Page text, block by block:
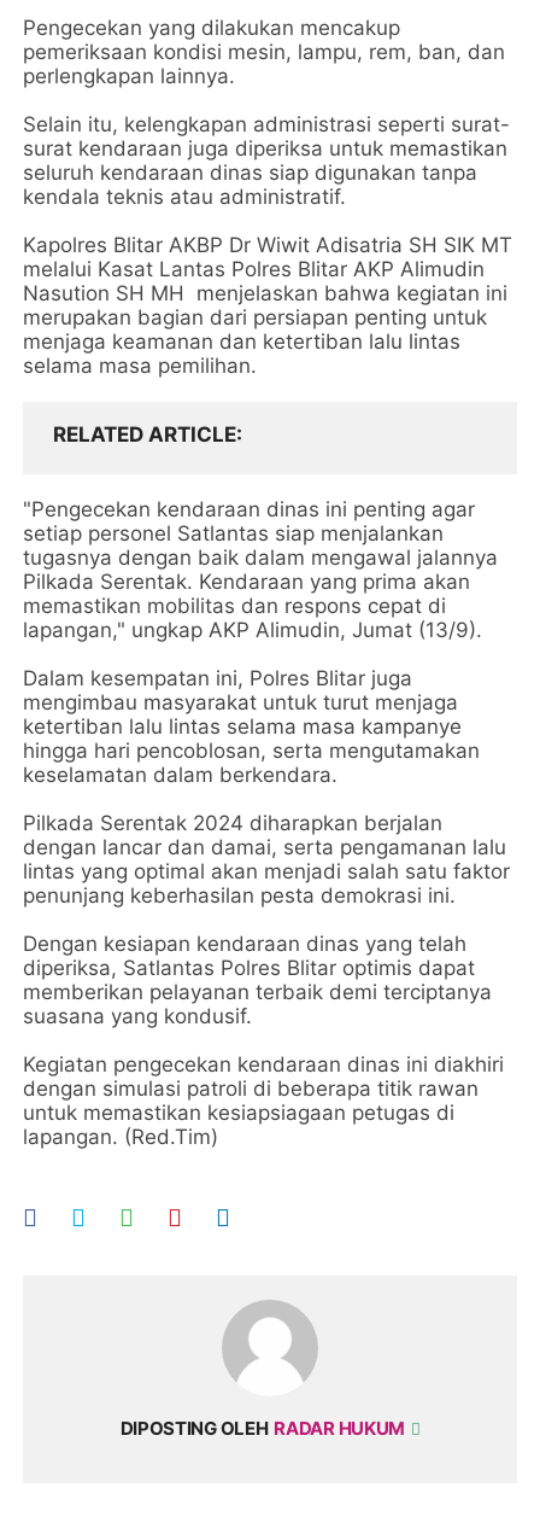
Pengecekan yang dilakukan mencakup
pemeriksaan kondisi mesin, lampu, rem, ban, dan
perlengkapan lainnya.
Selain itu, kelengkapan administrasi seperti surat-
surat kendaraan juga diperiksa untuk memastikan
seluruh kendaraan dinas siap digunakan tanpa
kendala teknis atau administratif.
Kapolres Blitar AKBP Dr Wiwit Adisatria SH SIK MT
melalui Kasat Lantas Polres Blitar AKP Alimudin
Nasution SH MH menjelaskan bahwa kegiatan ini
merupakan bagian dari persiapan penting untuk
menjaga keamanan dan ketertiban lalu lintas
selama masa pemilihan.
RELATED ARTICLE
"Pengecekan kendaraan dinas ini penting agar
setiap personel Satlantas siap menjalankan
tugasnya dengan baik dalam mengawal jalannya
Pilkada Serentak. Kendaraan yang prima akan
memastikan mobilitas dan respons cepat di
lapangan," ungkap AKP Alimudin, Jumat (13/9).
Dalam kesempatan ini, Polres Blitar juga
mengimbau masyarakat untuk turut menjaga
ketertiban lalu lintas selama masa kampanye
hingga hari pencoblosan, serta mengutamakan
keselamatan dalam berkendara.
Pilkada Serentak 2024 diharapkan berjalan
dengan lancar dan damai, serta pengamanan lalu
lintas yang optimal akan menjadi salah satu faktor
penunjang keberhasilan pesta demokrasi ini.
Dengan kesiapan kendaraan dinas yang telah
diperiksa, Satlantas Polres Blitar optimis dapat
memberikan pelayanan terbaik demi terciptanya
suasana yang kondusif.
Kegiatan pengecekan kendaraan dinas ini diakhiri
dengan simulasi patroli di beberapa titik rawan
untuk memastikan kesiapsiagaan petugas di
lapangan. (Red.Tim)
DIPOSTING OLEH RADAR HUKUM